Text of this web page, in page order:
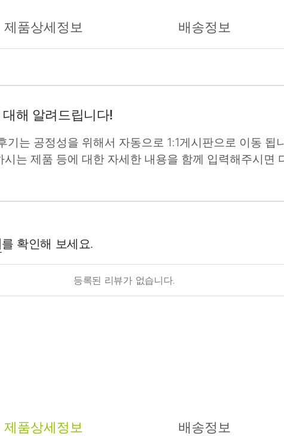
제품상세정보 배송정보
대해 알려드립니다!
는 공정성을 위해서 자동으로 1:1게시판으로 이동 됩
는 제품 등에 대한 자세한 내용을 함께 입력해주시면
를 확인해 보세요.
등록된 리뷰가 없습니다.
제품상세정보 배송정보